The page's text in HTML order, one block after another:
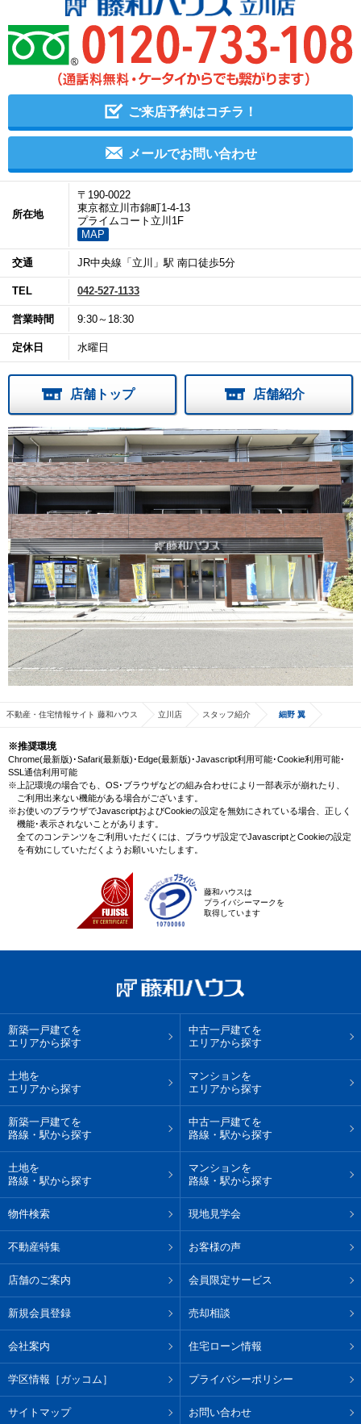
ご来店予約はコチラ！
メールでお問い合わせ
所在地
〒190-0022
東京都立川市錦町1-4-13
プライムコート立川1F
MAP
交通 JR中央線「立川」駅 南口徒歩5分
TEL 042-527-1133
営業時間 9:30～18:30
定休日 水曜日
店舗トップ 店舗紹介
不動産・住宅情報サイト 藤和ハウス 立川店 スタッフ紹介 細野 翼
※推奨環境
Chrome(最新版)･Safari(最新版)･Edge(最新版)･Javascript利用可能･Cookie利用可能･
SSL通信利用可能
※上記環境の場合でも、OS･ブラウザなどの組み合わせにより一部表示が崩れたり、
ご利用出来ない機能がある場合がございます。
※お使いのブラウザでJavascriptおよびCookieの設定を無効にされている場合、正しく
機能･表示されないことがあります。
全てのコンテンツをご利用いただくには、ブラウザ設定でJavascriptとCookieの設定
を有効にしていただくようお願いいたします。
藤和ハウスは
プライバシーマークを
取得しています
新築一戸建てを
エリアから探す
中古一戸建てを
エリアから探す
土地を
エリアから探す
マンションを
エリアから探す
新築一戸建てを
路線・駅から探す
中古一戸建てを
路線・駅から探す
土地を
路線・駅から探す
マンションを
路線・駅から探す
物件検索 現地見学会
不動産特集 お客様の声
店舗のご案内 会員限定サービス
新規会員登録 売却相談
会社案内 住宅ローン情報
学区情報［ガッコム］ プライバシーポリシー
サイトマップ お問い合わせ